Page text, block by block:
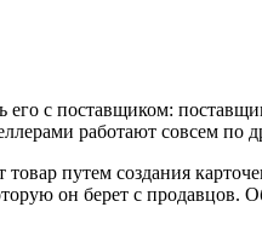
с поставщиком:
работают совсем по
путем создания
он берет с продавцов.